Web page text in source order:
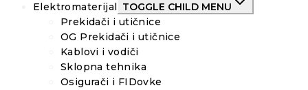
Elektromaterijal
TOGGLE CHILD MENU
Prekidači i utičnice
OG Prekidači i utičnice
Kablovi i vodiči
Sklopna tehnika
Osigurači i FIDovke